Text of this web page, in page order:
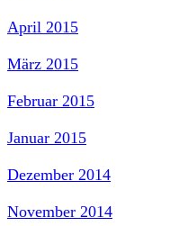
April 2015
März 2015
Februar 2015
Januar 2015
Dezember 2014
November 2014